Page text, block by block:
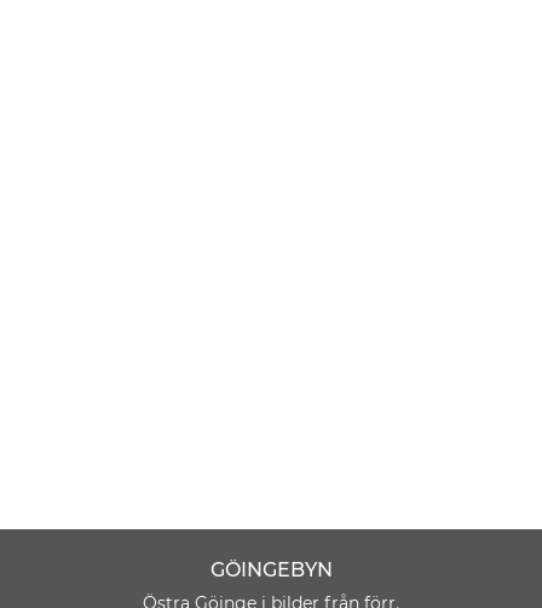
GÖINGEBYN
Östra Göinge i bilder från förr.